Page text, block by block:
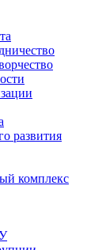
развития
комплекс